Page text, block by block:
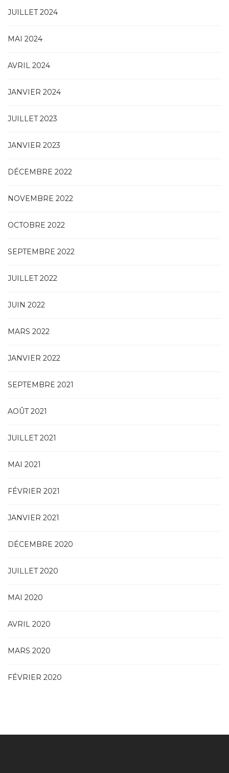
JUILLET 2024
MAI 2024
AVRIL 2024
JANVIER 2024
JUILLET 2023
JANVIER 2023
DÉCEMBRE 2022
NOVEMBRE 2022
OCTOBRE 2022
SEPTEMBRE 2022
JUILLET 2022
JUIN 2022
MARS 2022
JANVIER 2022
SEPTEMBRE 2021
AOÛT 2021
JUILLET 2021
MAI 2021
FÉVRIER 2021
JANVIER 2021
DÉCEMBRE 2020
JUILLET 2020
MAI 2020
AVRIL 2020
MARS 2020
FÉVRIER 2020